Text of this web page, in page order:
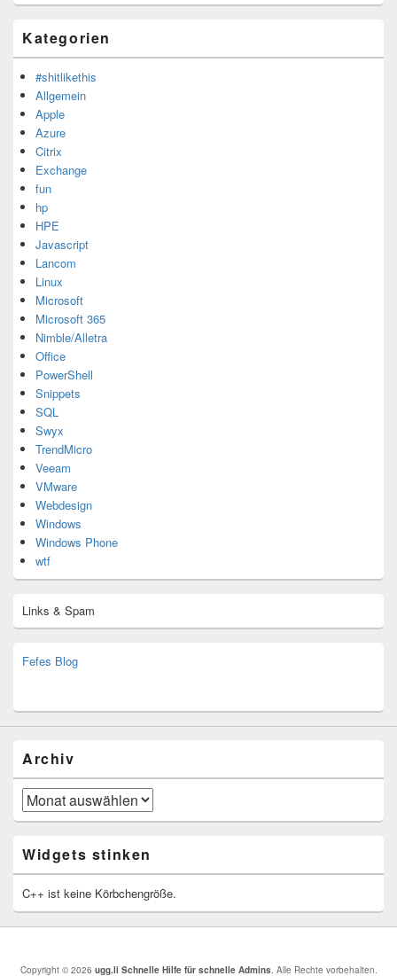
Kategorien
#shitlikethis
Allgemein
Apple
Azure
Citrix
Exchange
fun
hp
HPE
Javascript
Lancom
Linux
Microsoft
Microsoft 365
Nimble/Alletra
Office
PowerShell
Snippets
SQL
Swyx
TrendMicro
Veeam
VMware
Webdesign
Windows
Windows Phone
wtf
Links & Spam
Fefes Blog
Archiv
Archiv
Widgets stinken
C++ ist keine Körbchengröße.
Copyright © 2026 ugg.li Schnelle Hilfe für schnelle Admins . Alle Rechte vorbehalten.